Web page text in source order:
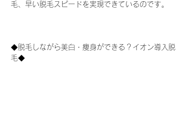
毛、早い脱毛スピードを実現できているのです。
◆脱毛しながら美白・痩身ができる？イオン導入脱
毛◆